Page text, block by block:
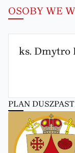
OSOBY WE
ks. Dmytro
PLAN